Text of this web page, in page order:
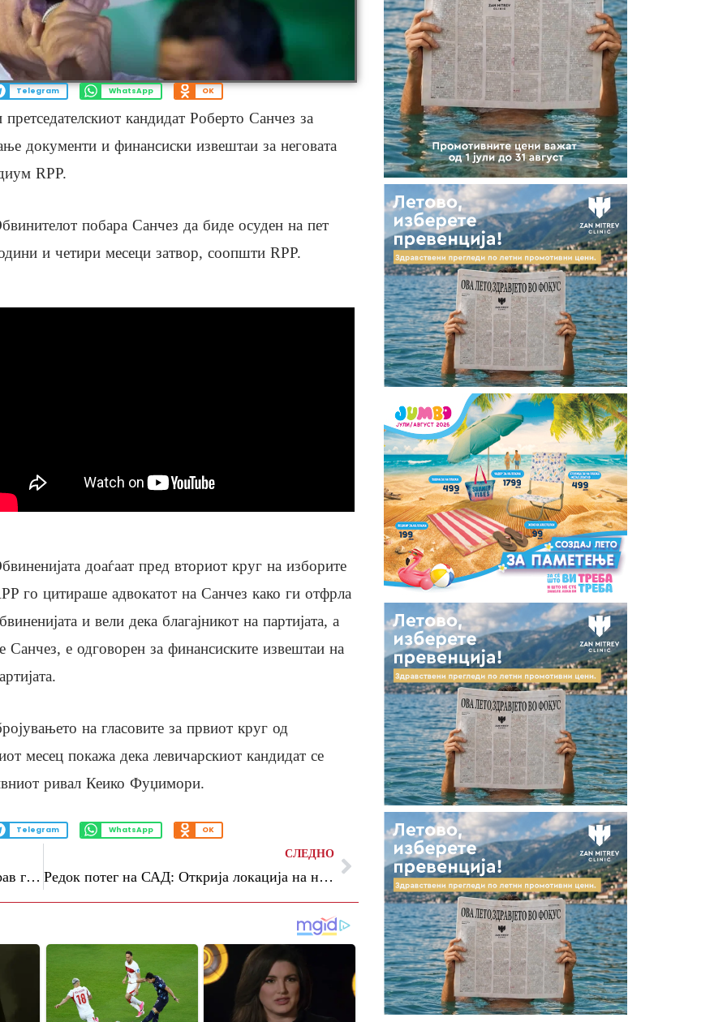
Telegram WhatsApp OK
кандидат Роберто Санчез за
документи и финансиски извештаи за неговата
RPP.
побара Санчез да биде осуден на пет
и четири месеци затвор, соопшти RPP.
доаѓаат пред вториот круг на изборите
го цитираше адвокатот на Санчез како ги отфрла
и вели дека благајникот на партијата, а
Санчез, е одговорен за финансиските извештаи на
на гласовите за првиот круг од
месец покажа дека левичарскиот кандидат се
ривал Кеико Фуџимори.
Telegram WhatsApp OK
(Видео) Трамп до новинарка: Ја дуплирав големината на балската сала, глупава личност
СЛЕДНО
Редок потег на САД: Открија локација на нуклеарна подморница, дали е ова порака до Иран?